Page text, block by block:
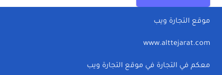
موقع التجارة ويب
www.alttejarat.com
معكم في التجارة في موقع التجارة ويب